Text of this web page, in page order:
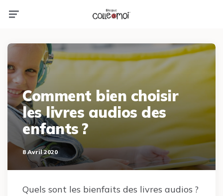
Comment bien choisir
les livres audios des
enfants ?
8 Avril 2020
Quels sont les bienfaits des livres audios ?